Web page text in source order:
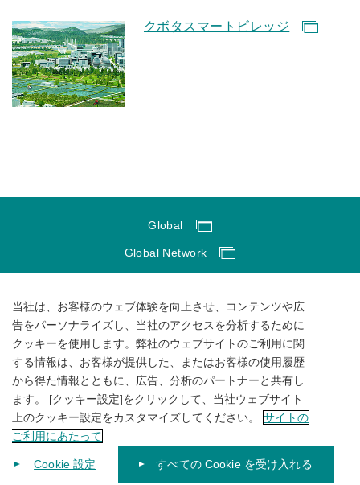
クボタスマートビレッジ
Global
Global Network
ソーシャルメディアポリシー
個人情報保護方針
サイトマップ
当社は、お客様のウェブ体験を向上させ、コンテンツや広
告をパーソナライズし、当社のアクセスを分析するために
クッキーを使用します。弊社のウェブサイトのご利用に関
する情報は、お客様が提供した、またはお客様の使用履歴
から得た情報とともに、広告、分析のパートナーと共有し
ます。 [クッキー設定]をクリックして、当社ウェブサイト
上のクッキー設定をカスタマイズしてください。
サイトの
ご利用にあたって
Cookie 設定 すべての Cookie を受け入れる